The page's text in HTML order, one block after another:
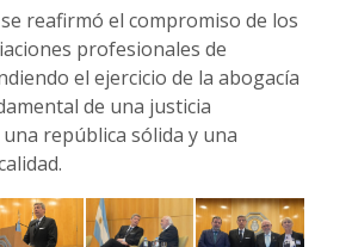
reafirmó el compromiso de los
profesionales de
el ejercicio de la abogacía
de una justicia
república sólida y una